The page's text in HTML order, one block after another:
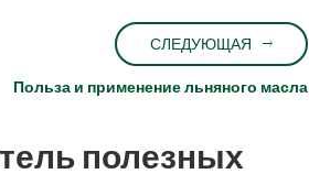
СЛЕДУЮЩАЯ
Польза и применение льняного масла
полезных